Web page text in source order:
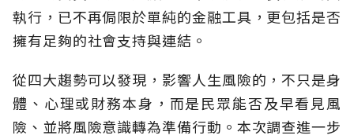
執行，已不再侷限於單純的金融工具，更包括是否
擁有足夠的社會支持與連結。
從四大趨勢可以發現，影響人生風險的，不只是身
體、心理或財務本身，而是民眾能否及早看見風
險、並將風險意識轉為準備行動。本次調查進一步